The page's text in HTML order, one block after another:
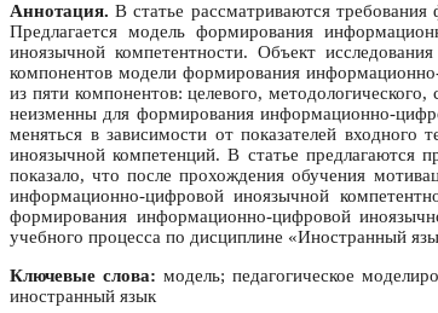
Аннотация. В статье рассматриваются
Предлагается модель формирования
иноязычной компетентности. Объект
компонентов модели формирования
из пяти компонентов: целевого,
неизменны для формирования информационно-
меняться в зависимости от показателей
иноязычной компетенций. В статье предлагаются
показало, что после прохождения обучения
информационно-цифровой иноязычной
формирования информационно-цифровой
учебного процесса по дисциплине «Иностранный
Ключевые слова: модель; педагогическое
иностранный язык